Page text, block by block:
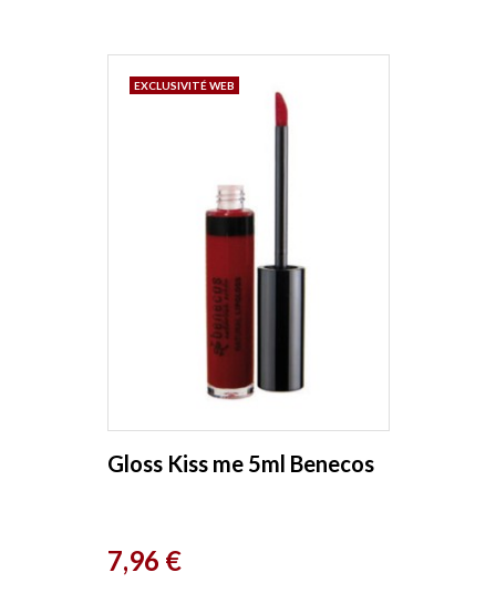
Gloss Kiss me 5ml Benecos
Prix
7,96 €
EXCLUSIVITÉ WEB